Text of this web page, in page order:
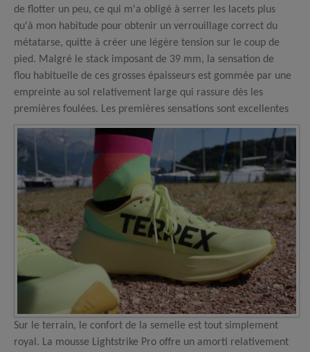
de flotter un peu, ce qui m'a obligé à serrer les lacets plus
qu'à mon habitude pour obtenir un verrouillage correct du
métatarse, quitte à créer une légère tension sur le coup de
pied. Malgré le stack imposant de 39 mm, la sensation de
flou habituelle de ces grosses épaisseurs est gommée par une
empreinte au sol relativement large qui rassure dès les
premières foulées. Les premières sensations sont excellentes
Sur le terrain, le confort de la semelle est tout simplement
royal. La mousse Lightstrike Pro offre un amorti relativement